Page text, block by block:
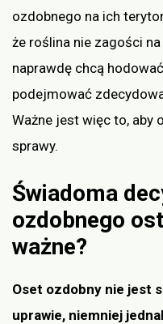
ozdobnego na ich
że roślina nie zagości
naprawdę chcą
podejmować
Ważne jest więc to, aby
sprawy.
Świadoma
ozdobnego
ważne?
Oset ozdobny nie jest
uprawie, niemniej